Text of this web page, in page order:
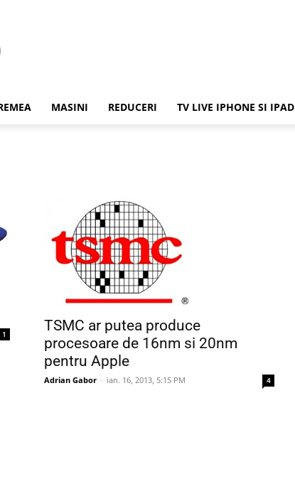
MASINI REDUCERI TV LIVE IPHONE SI IPAD
1
TSMC ar putea produce
procesoare de 16nm si 20nm
pentru Apple
Adrian Gabor - ian. 16, 2013, 5:15 PM 4